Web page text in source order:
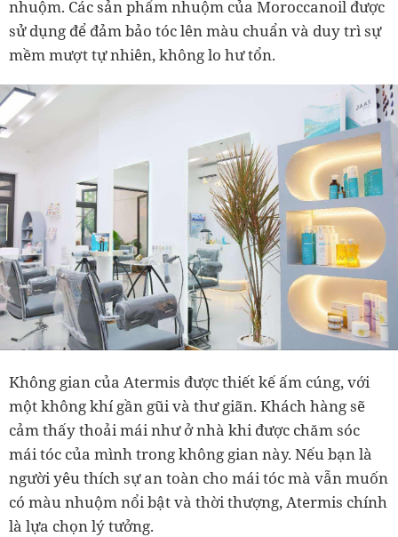
nhuộm. Các sản phẩm nhuộm của Moroccanoil được
sử dụng để đảm bảo tóc lên màu chuẩn và duy trì sự
mềm mượt tự nhiên, không lo hư tổn.
Không gian của Atermis được thiết kế ấm cúng, với
một không khí gần gũi và thư giãn. Khách hàng sẽ
cảm thấy thoải mái như ở nhà khi được chăm sóc
mái tóc của mình trong không gian này. Nếu bạn là
người yêu thích sự an toàn cho mái tóc mà vẫn muốn
có màu nhuộm nổi bật và thời thượng, Atermis chính
là lựa chọn lý tưởng.